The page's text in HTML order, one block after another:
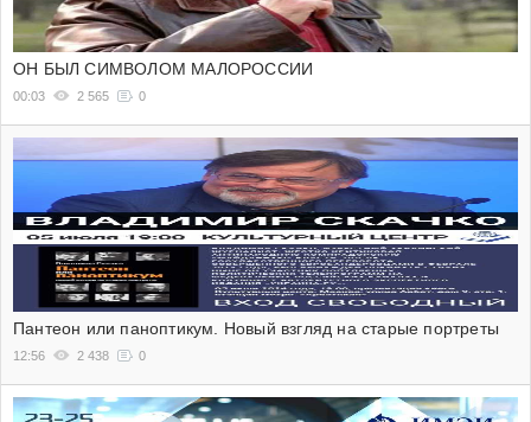
ОН БЫЛ СИМВОЛОМ МАЛОРОССИИ
00:03 2 565 0
Пантеон или паноптикум. Новый взгляд на старые портреты
12:56 2 438 0